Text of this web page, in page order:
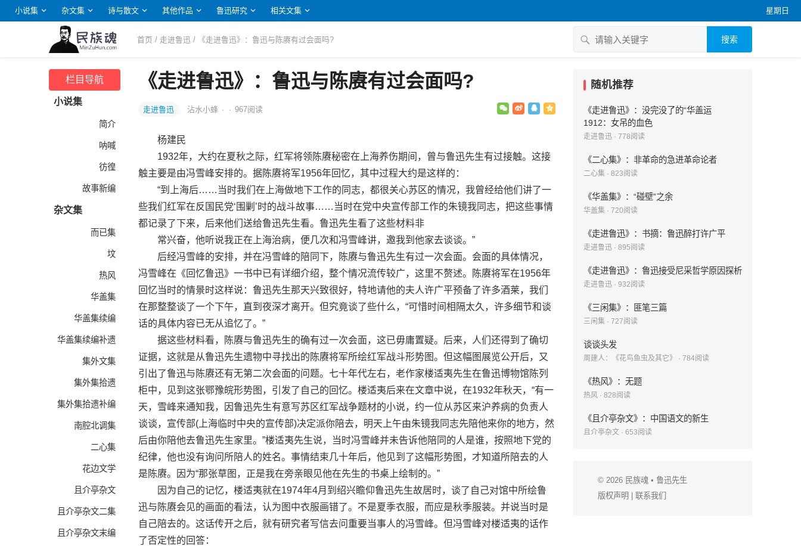
小说集 杂文集 诗与散文 其他作品 鲁迅研究 相关文集 星期日
首页 / 走进鲁迅 / 《走进鲁迅》：鲁迅与陈赓有过会面吗? 搜索
栏目导航
小说集
简介
呐喊
彷徨
故事新编
杂文集
而已集
坟
热风
华盖集
华盖集续编
华盖集续编补遗
集外文集
集外集拾遗
集外集拾遗补编
南腔北调集
二心集
花边文学
且介亭杂文
且介亭杂文二集
且介亭杂文末编
《走进鲁迅》：鲁迅与陈赓有过会面吗?
走进鲁迅 沾水小蜂 · · 967阅读
杨建民
1932年，大约在夏秋之际，红军将领陈赓秘密在上海养伤期间，曾与鲁迅先生有过接触。这接
触主要是由冯雪峰安排的。据陈赓将军1956年回忆，其中过程大约是这样的：
“到上海后……当时我们在上海做地下工作的同志，都很关心苏区的情况，我曾经给他们讲了一
些我们红军在反国民党‘围剿’时的战斗故事……当时在党中央宣传部工作的朱镜我同志，把这些事情
都记录了下来，后来他们送给鲁迅先生看。鲁迅先生看了这些材料非
常兴奋，他听说我正在上海治病，便几次和冯雪峰讲，邀我到他家去谈谈。”
后经冯雪峰的安排，并在冯雪峰的陪同下，陈赓与鲁迅先生有过一次会面。会面的具体情况，
冯雪峰在《回忆鲁迅》一书中已有详细介绍，整个情况流传较广，这里不赘述。陈赓将军在1956年
回忆当时的情景时这样说：鲁迅先生那天兴致很好，特地请他的夫人许广平预备了许多酒莱，我们
在那整整谈了一个下午，直到夜深才离开。但究竟谈了些什么，“可惜时间相隔太久，许多细节和谈
话的具体内容已无从追忆了。”
据这些材料看，陈赓与鲁迅先生的确有过一次会面，这已毋庸置疑。后来，人们还得到了确切
证据，这就是从鲁迅先生遗物中寻找出的陈赓将军所绘红军战斗形势图。但这幅图展览公开后，又
引出了鲁迅与陈赓还有无第二次会面的问题。七十年代左右，老作家楼适夷先生在鲁迅博物馆陈列
柜中，见到这张鄂豫皖形势图，引发了自己的回忆。楼适夷后来在文章中说，在1932年秋天，“有一
天，雪峰来通知我，因鲁迅先生有意写苏区红军战争题材的小说，约一位从苏区来沪养病的负责人
谈谈，宣传部(上海临时中央的宣传部)决定派你陪去，明天上午由朱镜我同志先陪他来你的地方，然
后由你陪他去鲁迅先生家里。”楼适夷先生说，当时冯雪峰并未告诉他陪同的人是谁，按照地下党的
纪律，他也没有询问所陪人的姓名。事情结束几十年后，他见到了这幅形势图，才知道所陪去的人
是陈赓。因为“那张草图，正是我在旁亲眼见他在先生的书桌上绘制的。”
因为自己的记忆，楼适夷就在1974年4月到绍兴瞻仰鲁迅先生故居时，谈了自己对馆中所绘鲁
迅与陈赓会见的画面的看法，认为图中衣服画错了。不是夏季衣服，而应是秋季服装。并说当时是
自己陪去的。这话传开之后，就有研究者写信去问重要当事人的冯雪峰。但冯雪峰对楼适夷的话作
了否定性的回答：
随机推荐
《走进鲁迅》：没完没了的“华盖运
1912：女吊的血色
走进鲁迅 · 778阅读
《二心集》：非革命的急进革命论者
二心集 · 823阅读
《华盖集》：“碰壁”之余
华盖集 · 720阅读
《走进鲁迅》：书摘：鲁迅醉打许广平
走进鲁迅 · 895阅读
《走进鲁迅》：鲁迅接受尼采哲学原因探析
走进鲁迅 · 932阅读
《三闲集》：匪笔三篇
三闲集 · 727阅读
谈谈头发
周建人：《花鸟鱼虫及其它》 · 784阅读
《热风》：无题
热风 · 828阅读
《且介亭杂文》：中国语文的新生
且介亭杂文 · 653阅读
© 2026 民族魂 • 鲁迅先生
版权声明
联系我们